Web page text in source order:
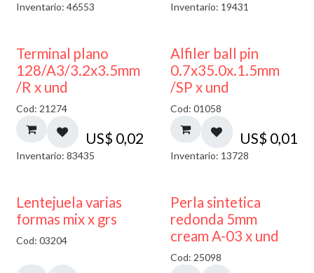
Inventario: 46553 Inventario: 19431
Terminal plano
128/A3/3.2x3.5mm
/R x und
Cod: 21274
US$ 0,02
Inventario: 83435
Alfiler ball pin
0.7x35.0x.1.5mm
/SP x und
Cod: 01058
US$ 0,01
Inventario: 13728
Lentejuela varias
formas mix x grs
Cod: 03204
Perla sintetica
redonda 5mm
cream A-03 x und
Cod: 25098